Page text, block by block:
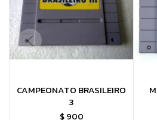
CAMPEONATO BRASILEIRO
3
$ 900